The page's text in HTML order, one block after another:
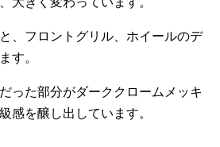
、フロントグリル、ホイールのデ
す。
った部分がダーククロームメッキ
感を醸し出しています。